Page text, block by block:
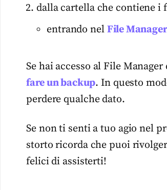
dalla cartella che contiene i
entrando nel File Manager
Se hai accesso al File
fare un backup. In questo
perdere qualche dato.
Se non ti senti a tuo agio nel
storto ricorda che puoi
felici di assisterti!